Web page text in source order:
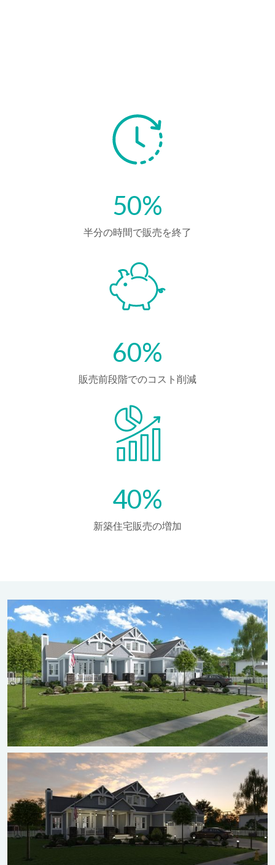
50%
半分の時間で販売を終了
60%
販売前段階でのコスト削減
40%
新築住宅販売の増加